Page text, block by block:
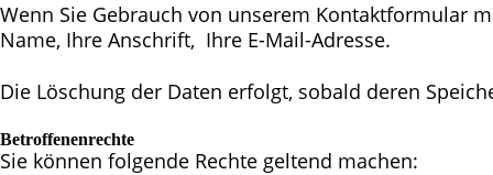
Wenn Sie Gebrauch von unserem Kontaktformular
Name, Ihre Anschrift, Ihre E-Mail-Adresse.
Die Löschung der Daten erfolgt, sobald deren
Betroffenenrechte
Sie können folgende Rechte geltend machen: